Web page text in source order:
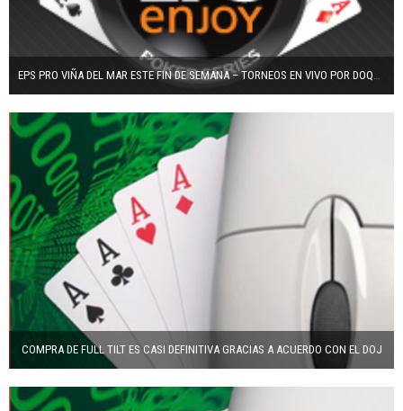
COMPRA DE FULL TILT ES CASI DEFINITIVA GRACIAS A ACUERDO CON EL DOJ